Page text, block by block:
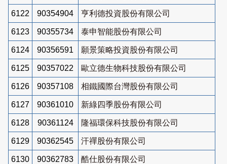
6122 90354904 亨利德投資股份有限公司
6123 90355734 泰申智能股份有限公司
6124 90356591 願景策略投資股份有限公司
6125 90357022 歐立德生物科技股份有限公司
6126 90357108 相鐵國際台灣股份有限公司
6127 90361010 新綠四季股份有限公司
6128 90361124 隆福環保科技股份有限公司
6129 90362545 汗禪股份有限公司
6130 90362783 酷仕股份有限公司